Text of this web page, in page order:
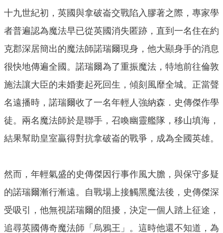
十九世紀初，英國與拿破崙交戰陷入膠著之際，專家學
者普遍認為魔法早已從英國消失匿跡，直到一名住在約
克郡深居簡出的魔法師諾瑞爾現身，他大顯身手的消息
很快地傳遍全國。諾瑞爾為了重振魔法，特地前往倫敦
施法讓大臣的未婚妻起死回生，傾刻風靡全城。正當聲
名遠播時，諾瑞爾收了一名年輕人強納森．史傳傑作學
徒。兩名魔法師於是聯手，召喚幽靈艦隊，移山填海，
結果幫助皇室贏得對抗拿破崙的戰爭，成為全國英雄。
然而，年輕氣盛的史傳傑因行事作風大膽，與保守多疑
的諾瑞爾漸行漸遠。自戰場上接觸黑魔法後，史傳傑深
受吸引，他無視諾瑞爾的阻擾，決定一個人踏上征途，
追尋英國傳奇魔法師「烏鴉王」。這時他還不知道，為